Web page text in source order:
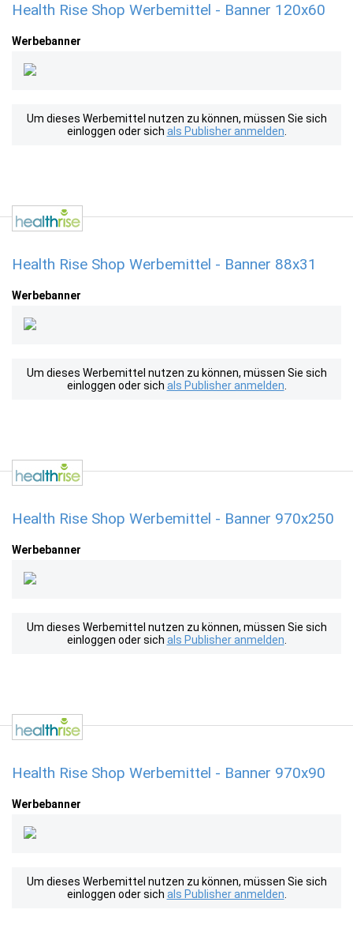
Health Rise Shop Werbemittel - Banner 120x60
Werbebanner
Um dieses Werbemittel nutzen zu können, müssen Sie sich
einloggen oder sich als Publisher anmelden
Health Rise Shop Werbemittel - Banner 88x31
Werbebanner
Um dieses Werbemittel nutzen zu können, müssen Sie sich
einloggen oder sich als Publisher anmelden
Health Rise Shop Werbemittel - Banner 970x250
Werbebanner
Um dieses Werbemittel nutzen zu können, müssen Sie sich
einloggen oder sich als Publisher anmelden
Health Rise Shop Werbemittel - Banner 970x90
Werbebanner
Um dieses Werbemittel nutzen zu können, müssen Sie sich
einloggen oder sich als Publisher anmelden